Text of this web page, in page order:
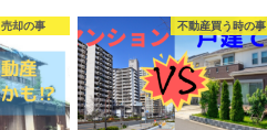
売却の事 不動産買う時の事